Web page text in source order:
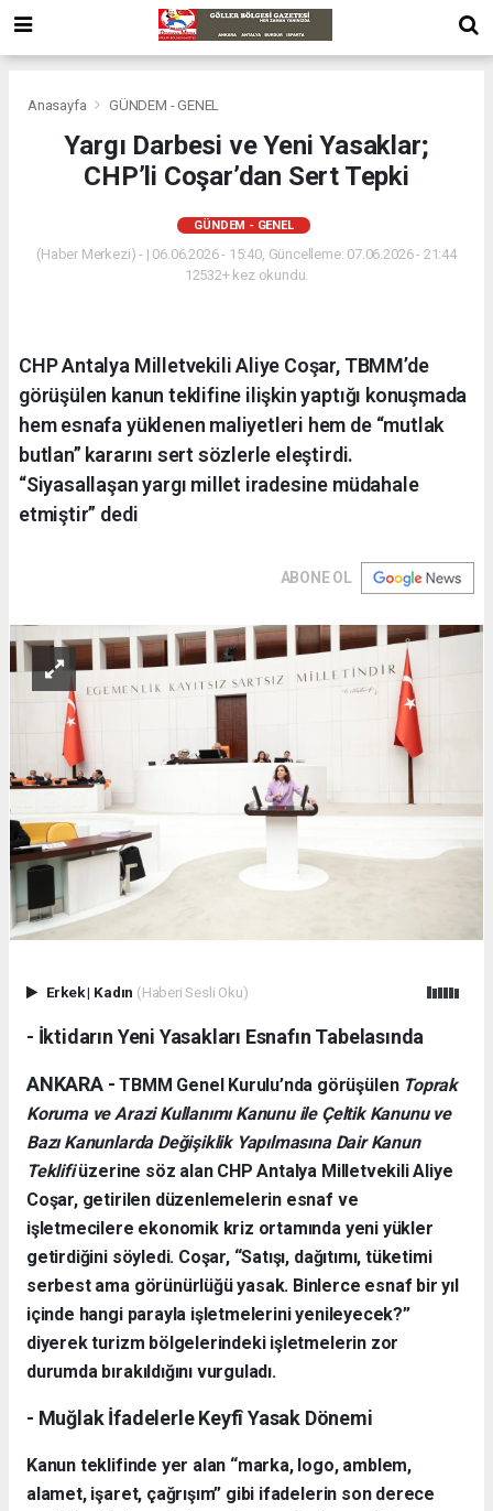
Anasayfa GÜNDEM - GENEL
Yargı Darbesi ve Yeni Yasaklar;
CHP’li Coşar’dan Sert Tepki
GÜNDEM - GENEL
(Haber Merkezi) - | 06.06.2026 - 15:40, Güncelleme: 07.06.2026 - 21:44
12532+ kez okundu.
CHP Antalya Milletvekili Aliye Coşar, TBMM’de
görüşülen kanun teklifine ilişkin yaptığı konuşmada
hem esnafa yüklenen maliyetleri hem de “mutlak
butlan” kararını sert sözlerle eleştirdi.
“Siyasallaşan yargı millet iradesine müdahale
etmiştir” dedi
ABONE OL
Erkek| Kadın (Haberi Sesli Oku)
- İktidarın Yeni Yasakları Esnafın Tabelasında
ANKARA -TBMM Genel Kurulu’nda görüşülen Toprak
Koruma ve Arazi Kullanımı Kanunu ile Çeltik Kanunu ve
Bazı Kanunlarda Değişiklik Yapılmasına Dair Kanun
Teklifiüzerine söz alan CHP Antalya Milletvekili Aliye
Coşar, getirilen düzenlemelerin esnaf ve
işletmecilere ekonomik kriz ortamında yeni yükler
getirdiğini söyledi. Coşar, “Satışı, dağıtımı, tüketimi
serbest ama görünürlüğü yasak. Binlerce esnaf bir yıl
içinde hangi parayla işletmelerini yenileyecek?”
diyerek turizm bölgelerindeki işletmelerin zor
durumda bırakıldığını vurguladı.
- Muğlak İfadelerle Keyfî Yasak Dönemi
Kanun teklifinde yer alan “marka, logo, amblem,
alamet, işaret, çağrışım” gibi ifadelerin son derece